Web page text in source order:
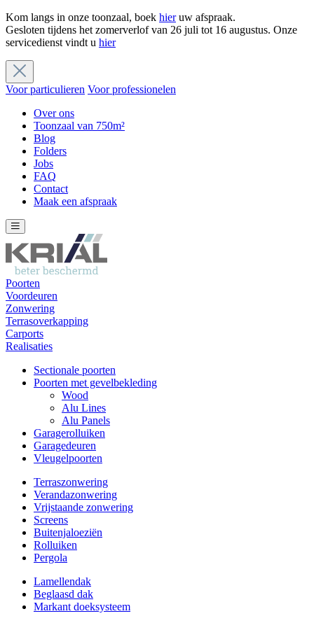
Kom langs in onze toonzaal, boek hieruw afspraak.
Gesloten tijdens het zomerverlof van 26 juli tot 16 augustus. Onze
servicedienst vindt u hier
Voor particulieren Voor professionelen
Over ons
Toonzaal van 750m²
Blog
Folders
Jobs
FAQ
Contact
Maak een afspraak
Poorten
Voordeuren
Zonwering
Terrasoverkapping
Carports
Realisaties
Sectionale poorten
Poorten met gevelbekleding
Wood
Alu Lines
Alu Panels
Garagerolluiken
Garagedeuren
Vleugelpoorten
Terraszonwering
Verandazonwering
Vrijstaande zonwering
Screens
Buitenjaloeziën
Rolluiken
Pergola
Lamellendak
Beglaasd dak
Markant doeksysteem